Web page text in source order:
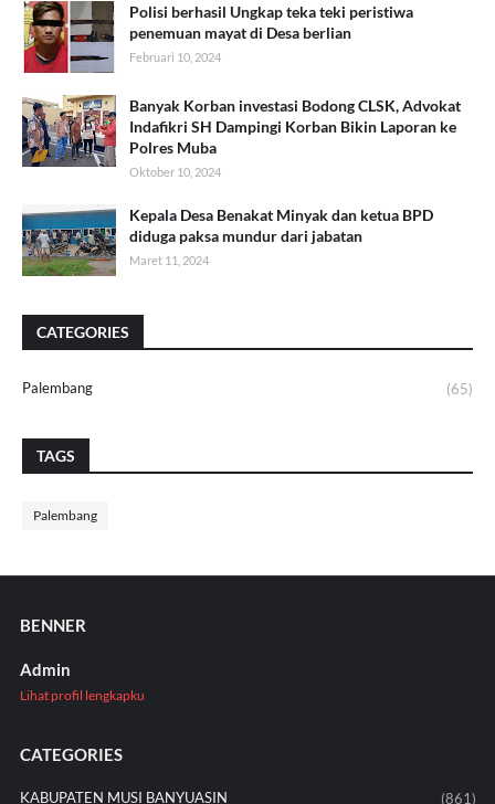
Polisi berhasil Ungkap teka teki peristiwa
penemuan mayat di Desa berlian
Februari 10, 2024
Banyak Korban investasi Bodong CLSK, Advokat
Indafikri SH Dampingi Korban Bikin Laporan ke
Polres Muba
Oktober 10, 2024
Kepala Desa Benakat Minyak dan ketua BPD
diduga paksa mundur dari jabatan
Maret 11, 2024
CATEGORIES
Palembang (65)
TAGS
Palembang
BENNER
Admin
Lihat profil lengkapku
CATEGORIES
KABUPATEN MUSI BANYUASIN (861)